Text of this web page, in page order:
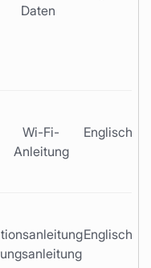
Daten
Wi-Fi-
Anleitung
Englisch
Englisch